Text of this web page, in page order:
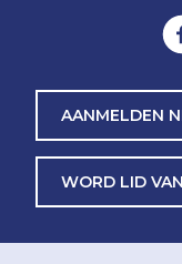
AANMELDEN
WORD LID